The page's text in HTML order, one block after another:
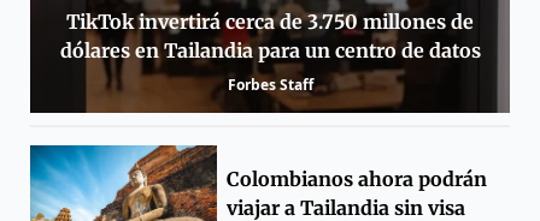
TikTok invertirá cerca de 3.750 millones de
dólares en Tailandia para un centro de datos
Forbes Staff
Colombianos ahora podrán
viajar a Tailandia sin visa